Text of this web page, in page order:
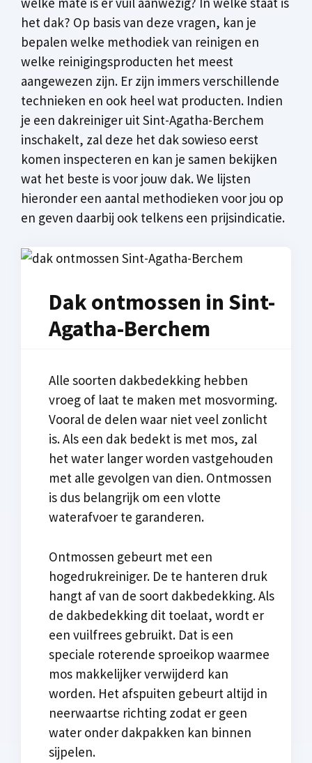
het dak? Op basis van deze vragen, kan je
bepalen welke methodiek van reinigen en
welke reinigingsproducten het meest
aangewezen zijn. Er zijn immers verschillende
technieken en ook heel wat producten. Indien
je een dakreiniger uit Sint-Agatha-Berchem
inschakelt, zal deze het dak sowieso eerst
komen inspecteren en kan je samen bekijken
wat het beste is voor jouw dak. We lijsten
hieronder een aantal methodieken voor jou op
en geven daarbij ook telkens een prijsindicatie.
Dak ontmossen in Sint-
Agatha-Berchem
Alle soorten dakbedekking hebben
vroeg of laat te maken met mosvorming.
Vooral de delen waar niet veel zonlicht
is. Als een dak bedekt is met mos, zal
het water langer worden vastgehouden
met alle gevolgen van dien. Ontmossen
is dus belangrijk om een vlotte
waterafvoer te garanderen.
Ontmossen gebeurt met een
hogedrukreiniger. De te hanteren druk
hangt af van de soort dakbedekking. Als
de dakbedekking dit toelaat, wordt er
een vuilfrees gebruikt. Dat is een
speciale roterende sproeikop waarmee
mos makkelijker verwijderd kan
worden. Het afspuiten gebeurt altijd in
neerwaartse richting zodat er geen
water onder dakpakken kan binnen
sijpelen.